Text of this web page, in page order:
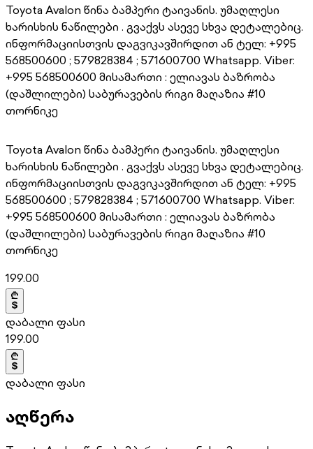
Toyota Avalon წინა ბამპერი ტაივანის. უმაღლესი
ხარისხის ნაწილები . გვაქვს ასევე სხვა დეტალებიც.
ინფორმაციისთვის დაგვიკავშირდით ან ტელ: +995
568500600 ; 579828384 ; 571600700 Whatsapp. Viber:
+995 568500600 მისამართი : ელიავას ბაზრობა
(დაშლილები) საბურავების რიგი მაღაზია #10
თორნიკე
Toyota Avalon წინა ბამპერი ტაივანის. უმაღლესი
ხარისხის ნაწილები . გვაქვს ასევე სხვა დეტალებიც.
ინფორმაციისთვის დაგვიკავშირდით ან ტელ: +995
568500600 ; 579828384 ; 571600700 Whatsapp. Viber:
+995 568500600 მისამართი : ელიავას ბაზრობა
(დაშლილები) საბურავების რიგი მაღაზია #10
თორნიკე
199.00
დაბალი ფასი
199.00
დაბალი ფასი
აღწერა